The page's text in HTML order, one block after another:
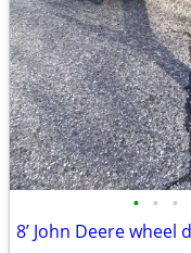
• • •
8’ John Deere wheel